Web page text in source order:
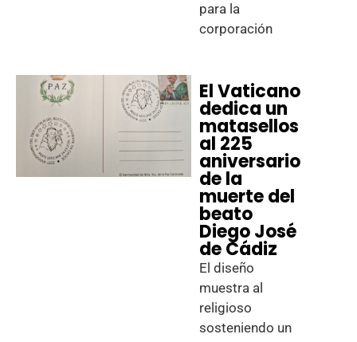
para la
corporación
El Vaticano
dedica un
matasellos
al 225
aniversario
de la
muerte del
beato
Diego José
de Cádiz
El diseño
muestra al
religioso
sosteniendo un